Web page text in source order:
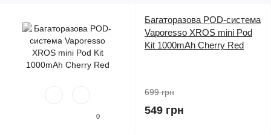
0
Багаторазова POD-система
Vaporesso XROS mini Pod
Kit 1000mAh Cherry Red
699 грн
549 грн